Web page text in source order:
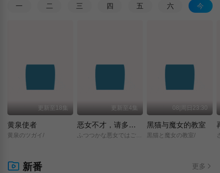
一 二 三 四 五 六 今
更新至18集
黄泉使者
黄泉のツガイ/
更新至4集
恶女不才，请多关照 ～雏宫蝶鼠换身传～
ふつつかな悪女ではございますが/～雛宮蝶鼠とりかえ伝～/
08|周日23:30
黑猫与魔女的教室
黒猫と魔女の教室/
新番 更多